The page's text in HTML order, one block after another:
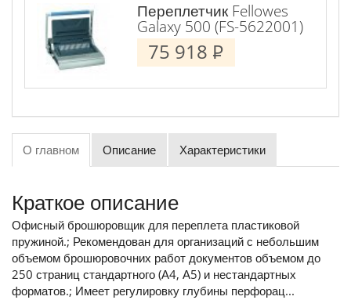
Переплетчик Fellowes
Galaxy 500 (FS-5622001)
75 918 P
О главном Описание Характеристики
Краткое описание
Офисный брошюровщик для переплета пластиковой
пружиной.; Рекомендован для организаций с небольшим
объемом брошюровочних работ документов объемом до
250 страниц стандартного (А4, А5) и нестандартных
форматов.; Имеет регулировку глубины перфорац...